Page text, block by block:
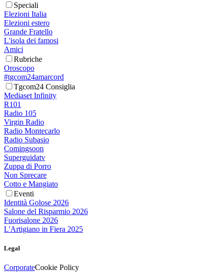
Speciali
Elezioni Italia
Elezioni estero
Grande Fratello
L'isola dei famosi
Amici
Rubriche
Oroscopo
#tgcom24amarcord
Tgcom24 Consiglia
Mediaset Infinity
R101
Radio 105
Virgin Radio
Radio Montecarlo
Radio Subasio
Comingsoon
Superguidatv
Zuppa di Porro
Non Sprecare
Cotto e Mangiato
Eventi
Identità Golose 2026
Salone del Risparmio 2026
Fuorisalone 2026
L'Artigiano in Fiera 2025
Legal
CorporateCookie Policy